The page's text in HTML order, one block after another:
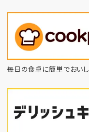
毎日の食卓に簡単でおい